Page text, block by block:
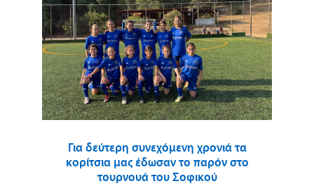
Για δεύτερη συνεχόμενη χρονιά τα
κορίτσια μας έδωσαν το παρόν στο
τουρνουά του Σοφικού